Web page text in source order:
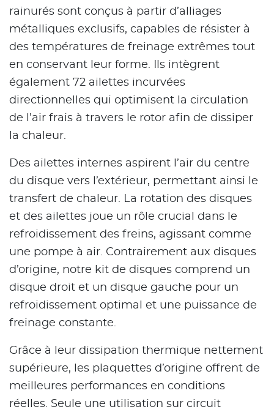
rainurés sont conçus à partir d’alliages
métalliques exclusifs, capables de résister à
des températures de freinage extrêmes tout
en conservant leur forme. Ils intègrent
également 72 ailettes incurvées
directionnelles qui optimisent la circulation
de l’air frais à travers le rotor afin de dissiper
la chaleur.
Des ailettes internes aspirent l’air du centre
du disque vers l’extérieur, permettant ainsi le
transfert de chaleur. La rotation des disques
et des ailettes joue un rôle crucial dans le
refroidissement des freins, agissant comme
une pompe à air. Contrairement aux disques
d’origine, notre kit de disques comprend un
disque droit et un disque gauche pour un
refroidissement optimal et une puissance de
freinage constante.
Grâce à leur dissipation thermique nettement
supérieure, les plaquettes d’origine offrent de
meilleures performances en conditions
réelles. Seule une utilisation sur circuit